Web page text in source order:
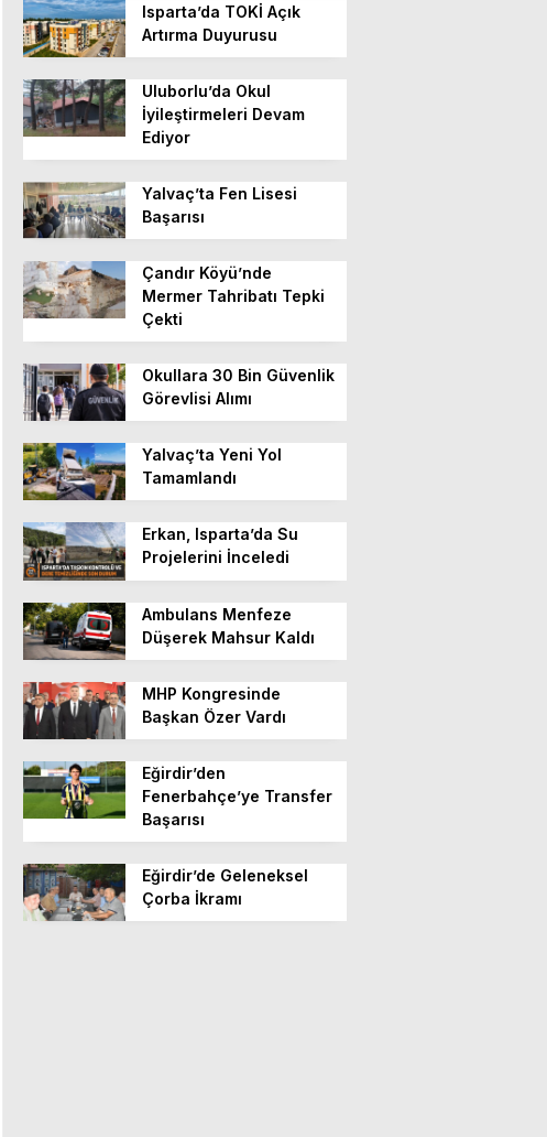
Isparta’da TOKİ Açık
Artırma Duyurusu
Uluborlu’da Okul
İyileştirmeleri Devam
Ediyor
Yalvaç’ta Fen Lisesi
Başarısı
Çandır Köyü’nde
Mermer Tahribatı Tepki
Çekti
Okullara 30 Bin Güvenlik
Görevlisi Alımı
Yalvaç’ta Yeni Yol
Tamamlandı
Erkan, Isparta’da Su
Projelerini İnceledi
Ambulans Menfeze
Düşerek Mahsur Kaldı
MHP Kongresinde
Başkan Özer Vardı
Eğirdir’den
Fenerbahçe’ye Transfer
Başarısı
Eğirdir’de Geleneksel
Çorba İkramı